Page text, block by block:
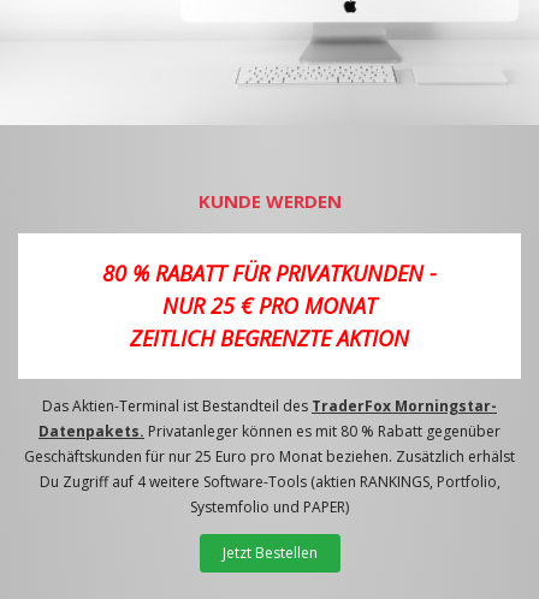
KUNDE WERDEN
80 % RABATT FÜR PRIVATKUNDEN -
NUR 25 € PRO MONAT
ZEITLICH BEGRENZTE AKTION
Das Aktien-Terminal ist Bestandteil des TraderFox Morningstar-
Datenpakets. Privatanleger können es mit 80 % Rabatt gegenüber
Geschäftskunden für nur 25 Euro pro Monat beziehen. Zusätzlich erhälst
Du Zugriff auf 4 weitere Software-Tools (aktien RANKINGS, Portfolio,
Systemfolio und PAPER)
Jetzt Bestellen